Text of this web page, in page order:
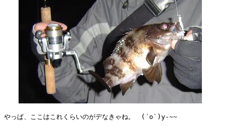
やっぱ、ここはこれくらいのがデなきゃね。　(´o`)y-~~